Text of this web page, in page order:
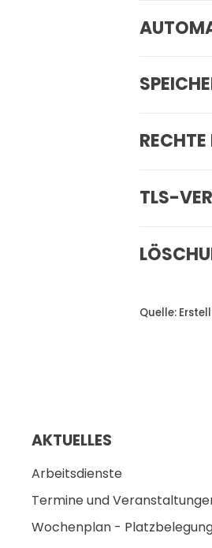
TLS-
Quelle:
AKTUELLES
Arbeitsdienste
Termine und
Wochenplan -